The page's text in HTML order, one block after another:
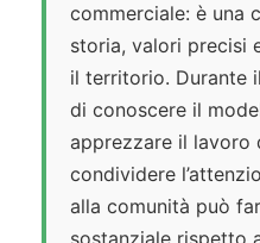
commerciale: è una
storia, valori precisi
il territorio. Durante
di conoscere il
apprezzare il lavoro
condividere
alla comunità può